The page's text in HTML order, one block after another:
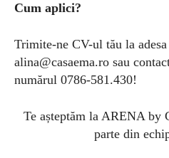
Cum aplici?
Trimite-ne CV-ul tău la
alina@casaema.ro sau
numărul 0786-581.430!
Te așteptăm la ARENA by
parte din